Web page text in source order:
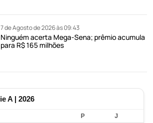
7 de Agosto de 2026 às 09:43
Ninguém acerta Mega-Sena; prêmio acumula
para R$ 165 milhões